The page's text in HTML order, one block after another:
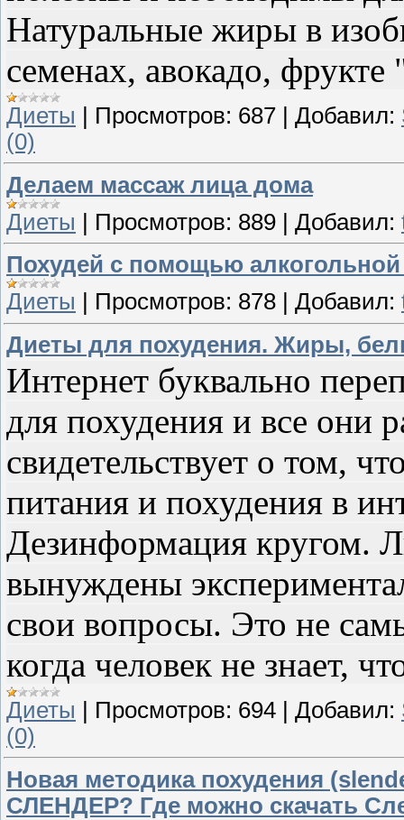
Натуральные жиры в
семенах, авокадо,
Диеты Просмотров: 687 Добавил:
(0)
Делаем массаж лица дома
Диеты | Просмотров: 889 | Добавил:
Похудей с помощью
Диеты
Просмотров: 878 Добавил:
Диеты для похудения. Жиры,
Интернет буквально
для похудения и все они
свидетельствует о том,
питания и похудения в
Дезинформация кругом.
вынуждены
свои вопросы. Это не
когда человек не знает,
Диеты Просмотров: 694 Добавил:
(0)
Новая методика похудения
СЛЕНДЕР? Где можно скачать